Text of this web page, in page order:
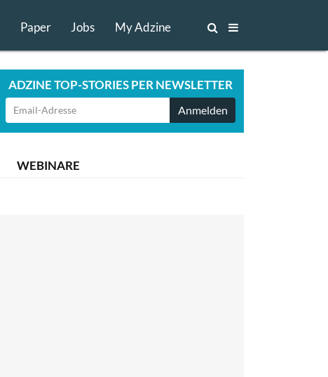
Paper Jobs My Adzine
ADZINE TOP-STORIES PER NEWSLETTER
Anmelden
WEBINARE